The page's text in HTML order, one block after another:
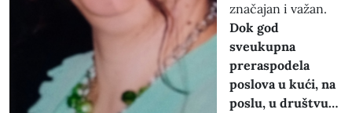
značajan i važan.
Dok god
sveukupna
preraspodela
poslova u kući, na
poslu, u društvu…